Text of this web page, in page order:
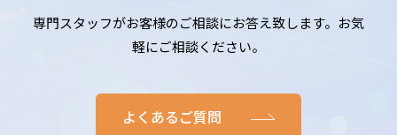
専門スタッフがお客様のご相談にお答え致します。お気
軽にご相談ください。
よくあるご質問